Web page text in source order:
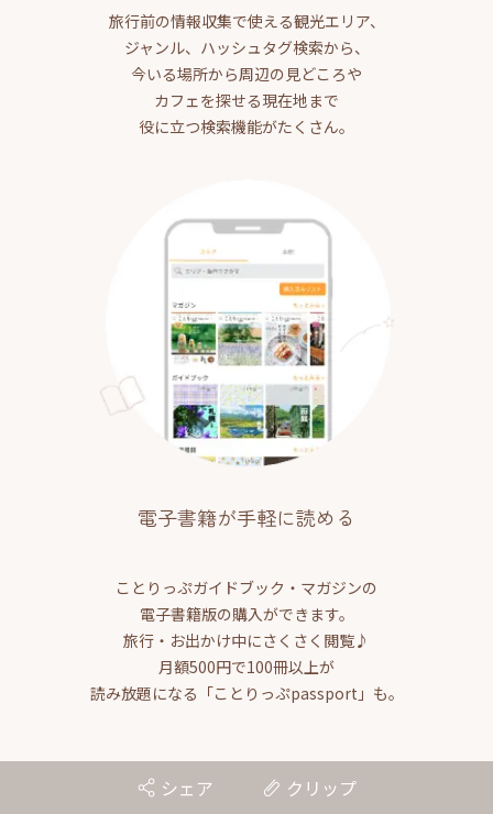
旅行前の情報収集で使える観光エリア、
ジャンル、ハッシュタグ検索から、
今いる場所から周辺の見どころや
カフェを探せる現在地まで
役に立つ検索機能がたくさん。
電子書籍が手軽に読める
ことりっぷガイドブック・マガジンの
電子書籍版の購入ができます。
旅行・お出かけ中にさくさく閲覧♪
月額500円で100冊以上が
読み放題になる「ことりっぷpassport」も。
旅の思い出を共有、
シェア クリップ